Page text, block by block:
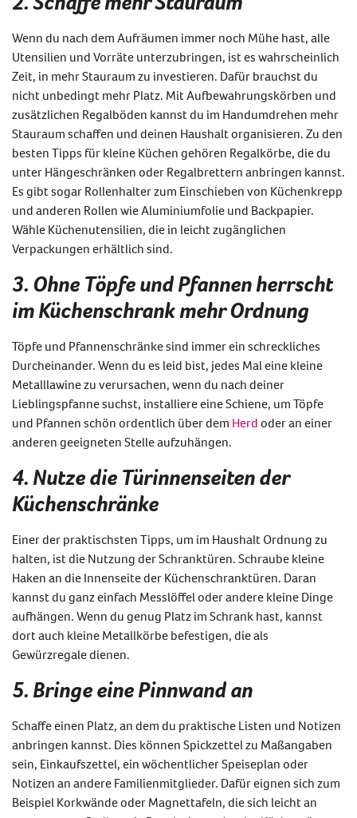
Wenn du nach dem Aufräumen immer noch Mühe hast, alle
Utensilien und Vorräte unterzubringen, ist es wahrscheinlich
Zeit, in mehr Stauraum zu investieren. Dafür brauchst du
nicht unbedingt mehr Platz. Mit Aufbewahrungskörben und
zusätzlichen Regalböden kannst du im Handumdrehen mehr
Stauraum schaffen und deinen Haushalt organisieren. Zu den
besten Tipps für kleine Küchen gehören Regalkörbe, die du
unter Hängeschränken oder Regalbrettern anbringen kannst.
Es gibt sogar Rollenhalter zum Einschieben von Küchenkrepp
und anderen Rollen wie Aluminiumfolie und Backpapier.
Wähle Küchenutensilien, die in leicht zugänglichen
Verpackungen erhältlich sind.
3. Ohne Töpfe und Pfannen herrscht
im Küchenschrank mehr Ordnung
Töpfe und Pfannenschränke sind immer ein schreckliches
Durcheinander. Wenn du es leid bist, jedes Mal eine kleine
Metalllawine zu verursachen, wenn du nach deiner
Lieblingspfanne suchst, installiere eine Schiene, um Töpfe
und Pfannen schön ordentlich über dem Herd oder an einer
anderen geeigneten Stelle aufzuhängen.
4. Nutze die Türinnenseiten der
Küchenschränke
Einer der praktischsten Tipps, um im Haushalt Ordnung zu
halten, ist die Nutzung der Schranktüren. Schraube kleine
Haken an die Innenseite der Küchenschranktüren. Daran
kannst du ganz einfach Messlöffel oder andere kleine Dinge
aufhängen. Wenn du genug Platz im Schrank hast, kannst
dort auch kleine Metallkörbe befestigen, die als
Gewürzregale dienen.
5. Bringe eine Pinnwand an
Schaffe einen Platz, an dem du praktische Listen und Notizen
anbringen kannst. Dies können Spickzettel zu Maßangaben
sein, Einkaufszettel, ein wöchentlicher Speiseplan oder
Notizen an andere Familienmitglieder. Dafür eignen sich zum
Beispiel Korkwände oder Magnettafeln, die sich leicht an